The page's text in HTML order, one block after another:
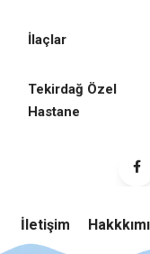
İlaçlar
Tekirdağ Özel
Hastane
İletişim